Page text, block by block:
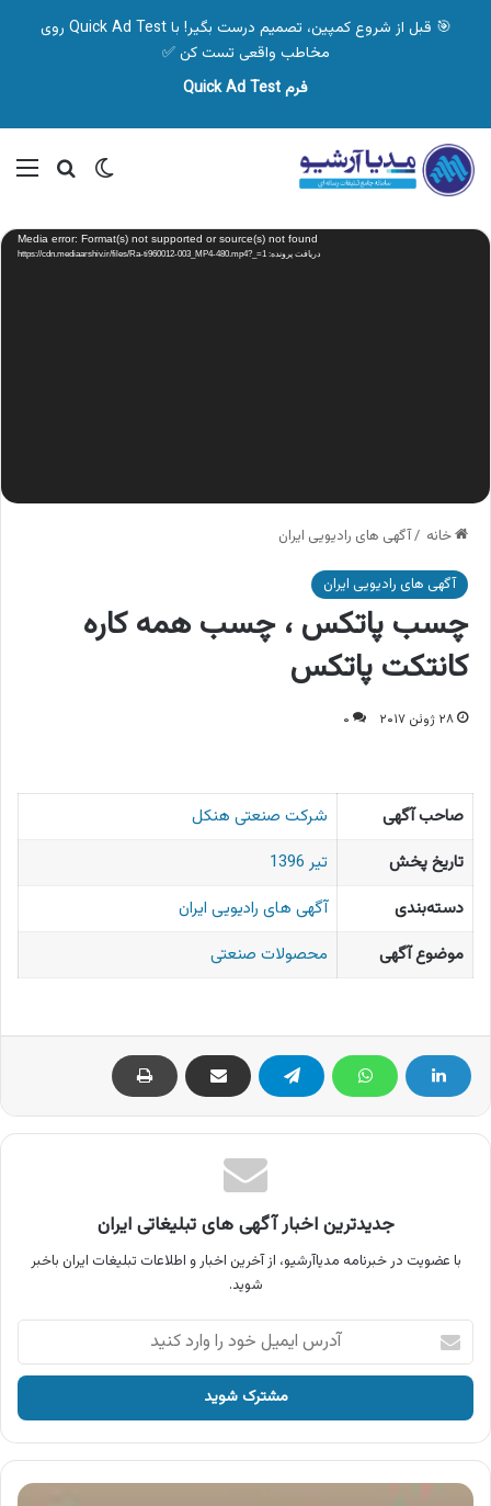
🎯 قبل از شروع کمپین، تصمیم درست بگیر! با Quick Ad Test روی
مخاطب واقعی تست کن ✅
فرم Quick Ad Test
تغییر پوسته
نمایشگر
ویدیو Media error: Format(s) not supported or source(s) not found
دریافت پرونده: https://cdn.mediaarshiv.ir/files/Ra-ti960012-003_MP4-480.mp4?_=1
خانه /آگهی های رادیویی ایران
آگهی های رادیویی ایران
چسب پاتکس ، چسب همه کاره
کانتکت پاتکس
۲۸ ژوئن ۲۰۱۷ ۰
صاحب آگهی
شرکت صنعتی هنکل
تاریخ پخش
تیر 1396
دسته‌بندی
آگهی های رادیویی ایران
موضوع آگهی
محصولات صنعتی
جدیدترین اخبار آگهی های تبلیغاتی ایران
با عضویت در خبرنامه مدیاآرشیو، از آخرین اخبار و اطلاعات تبلیغات ایران باخبر
شوید.
آدرس
ایمیل
خود
وارد
کنید
شرکت